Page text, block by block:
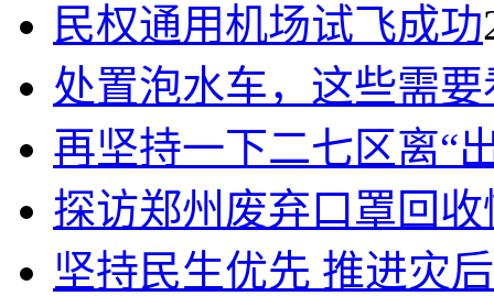
民权通用机场试飞成功
处置泡水车，这些需
再坚持一下二七区离“
探访郑州废弃口罩回收
坚持民生优先 推进灾